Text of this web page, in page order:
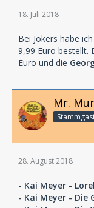
18. Juli 2018
Bei Jokers habe
9,99 Euro bestellt.
Euro und die
Mr.
28. August 2018
- Kai Meyer -
- Kai Meyer - Die